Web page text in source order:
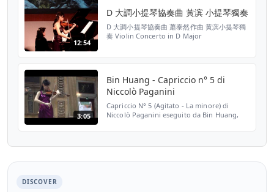
12:54
D 大調小提琴協奏曲 黃滨 小提琴獨奏
D 大調小提琴協奏曲 蕭泰然作曲 黄滨小提琴獨
奏 Violin Concerto in D Major
3:05
Bin Huang - Capriccio n° 5 di
Niccolò Paganini
Capriccio N° 5 (Agitato - La minore) di
Niccolò Paganini eseguito da Bin Huang,
DISCOVER